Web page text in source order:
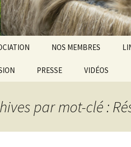
salariée
NOS MEMBRES
PRESSE VIDÉOS
TUBE LCBio
par mot-clé :